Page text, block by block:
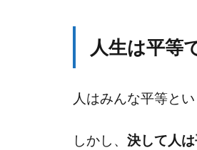
人生は平等
人はみんな平等とい
しかし、 決して人は